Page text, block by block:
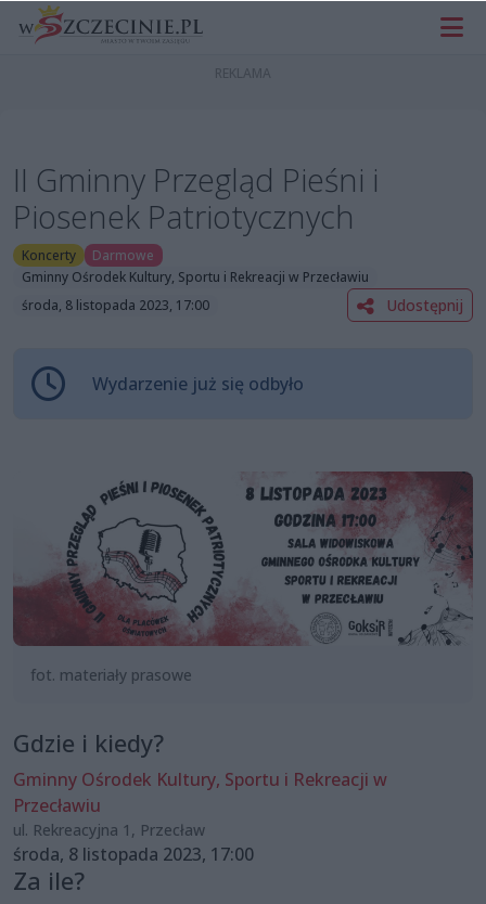
II Gminny Przegląd Pieśni i
Piosenek Patriotycznych
Koncerty
Darmowe
Gminny Ośrodek Kultury, Sportu i Rekreacji w Przecławiu
środa, 8 listopada 2023, 17:00
Udostępnij
Wydarzenie już się odbyło
fot. materiały prasowe
Gdzie i kiedy?
Gminny Ośrodek Kultury, Sportu i Rekreacji w
Przecławiu
ul. Rekreacyjna 1, Przecław
środa, 8 listopada 2023, 17:00
Za ile?